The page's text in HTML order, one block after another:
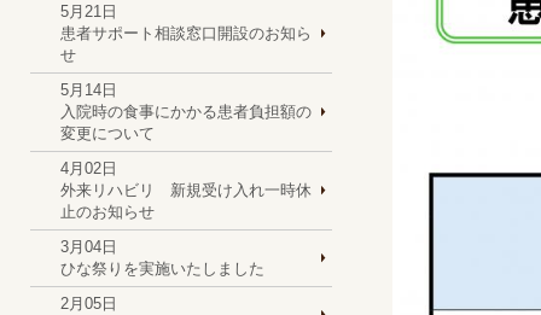
5月21日
患者サポート相談窓口開設のお知ら
せ
5月14日
入院時の食事にかかる患者負担額の
変更について
4月02日
外来リハビリ 新規受け入れ一時休
止のお知らせ
3月04日
ひな祭りを実施いたしました
2月05日